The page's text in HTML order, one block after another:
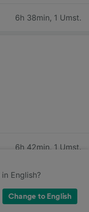
6h 38min, 1 Umst.
6h 42min, 1 Umst.
English?
Change to English